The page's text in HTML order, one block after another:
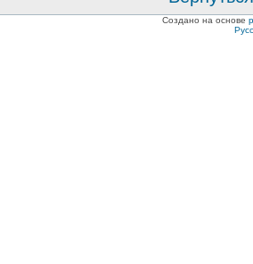
Создано на основе